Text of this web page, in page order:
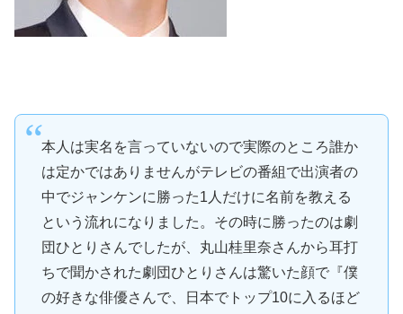
本人は実名を言っていないので実際のところ誰か
は定かではありませんがテレビの番組で出演者の
中でジャンケンに勝った1人だけに名前を教える
という流れになりました。その時に勝ったのは劇
団ひとりさんでしたが、丸山桂里奈さんから耳打
ちで聞かされた劇団ひとりさんは驚いた顔で『僕
の好きな俳優さんで、日本でトップ10に入るほど